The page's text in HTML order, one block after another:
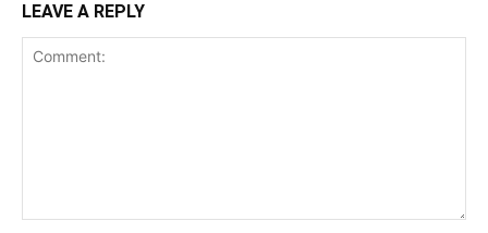
LEAVE A REPLY